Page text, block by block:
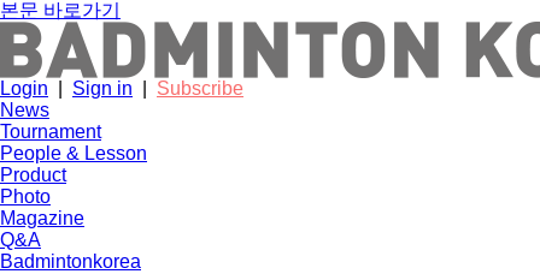
본문 바로가기
Login Sign in
Subscribe
News
Tournament
People & Lesson
Product
Photo
Magazine
Q&A
Badmintonkorea